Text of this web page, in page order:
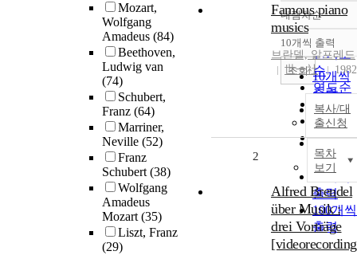
Mozart,
Wolfgang
Amadeus (84)
Beethoven,
Ludwig van
(74)
Schubert,
Franz (64)
Marriner,
Neville (52)
Franz
Schubert(38)
Wolfgang
Amadeus
Mozart(35)
Liszt, Franz
(29)
정확도
순
인기도
순
연도순
제목순
저자순
발행기
관순
내림차순
내림차
10개씩 출력
10개씩
출력
20개씩
출력
출력
50개씩
출력
100개씩
출력
조회
Famous piano
musics
브란델, 알프레드
世一社
1982
복사/대
출신청
목차
보기
2
Alfred Brendel
über Musik :
drei Vorträge